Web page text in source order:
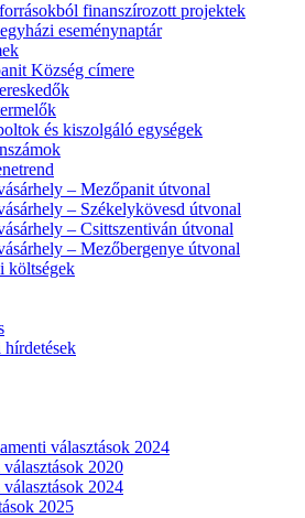
finanszírozott projektek
eseménynaptár
Község címere
és kiszolgáló egységek
– Mezőpanit útvonal
– Székelykövesd útvonal
– Csittszentiván útvonal
– Mezőbergenye útvonal
költségek
választások 2024
2020
2024
2025